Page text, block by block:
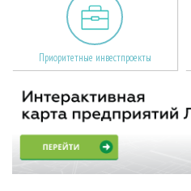
Приоритетные инвестпроекты